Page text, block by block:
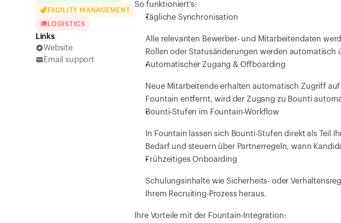
FACILITY MANAGEMENT
LOGISTICS
Links
Website
Email support
So funktioniert's:
Tägliche Synchronisation
Alle relevanten Bewerber- und Mitarbeitendaten
Rollen oder Statusänderungen werden automatisch
Automatischer Zugang & Offboarding
Neue Mitarbeitende erhalten automatisch Zugriff
Fountain entfernt, wird der Zugang zu Bounti
Bounti-Stufen im Fountain-Workflow
In Fountain lassen sich Bounti-Stufen direkt als Teil
Bedarf und steuern über Partnerregeln, wann
Frühzeitiges Onboarding
Schulungsinhalte wie Sicherheits- oder
Ihrem Recruiting-Prozess heraus.
Ihre Vorteile mit der Fountain-Integration: